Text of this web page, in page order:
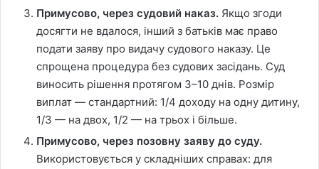
Примусово, через судовий наказ. Якщо згоди
досягти не вдалося, інший з батьків має право
подати заяву про видачу судового наказу. Це
спрощена процедура без судових засідань. Суд
виносить рішення протягом 3–10 днів. Розмір
виплат — стандартний: 1/4 доходу на одну дитину,
1/3 — на двох, 1/2 — на трьох і більше.
Примусово, через позовну заяву до суду.
Використовується у складніших справах: для